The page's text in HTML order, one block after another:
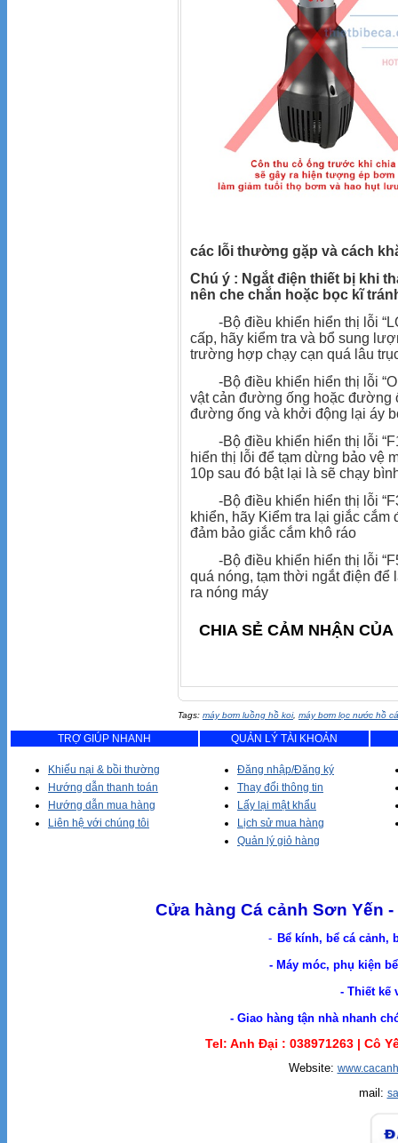
các lỗi thường gặp và cách
Chú ý : Ngắt điện thiết bị khi
nên che chắn hoặc bọc kĩ
-Bộ điều khiển hiển thị lỗi
cấp, hãy kiểm tra và bổ sung
trường hợp chạy cạn quá lâu
-Bộ điều khiển hiển thị lỗi
vật cản đường ống hoặc đường
đường ống và khởi động lại áy
-Bộ điều khiển hiển thị lỗi
hiển thị lỗi để tạm dừng bảo vệ
10p sau đó bật lại là sẽ chạy
-Bộ điều khiển hiển thị lỗi
khiển, hãy Kiểm tra lại giắc
đảm bảo giắc cắm khô ráo
-Bộ điều khiển hiển thị lỗi
quá nóng, tạm thời ngắt điện để
ra nóng máy
CHIA SẺ CẢM NHẬN
Tags: máy bơm luồng hồ koi, máy bơm lọc nước hồ cá
TRỢ GIÚP NHANH QUẢN LÝ TÀI KHOẢN
Khiếu nại & bồi thường
Hướng dẫn thanh toán
Hướng dẫn mua hàng
Liên hệ với chúng tôi
Đăng nhập/Đăng ký
Thay đổi thông tin
Lấy lại mật khẩu
Lịch sử mua hàng
Quản lý giỏ hàng
Cửa hàng Cá cảnh Sơn Yến
- Bể kính, bể cá cảnh,
- Máy móc, phụ kiện
- Thiết kế
- Giao hàng tận nhà nhanh chóng. Cá
Tel: Anh Đại : 038971263 | Cô
Website:
mail: